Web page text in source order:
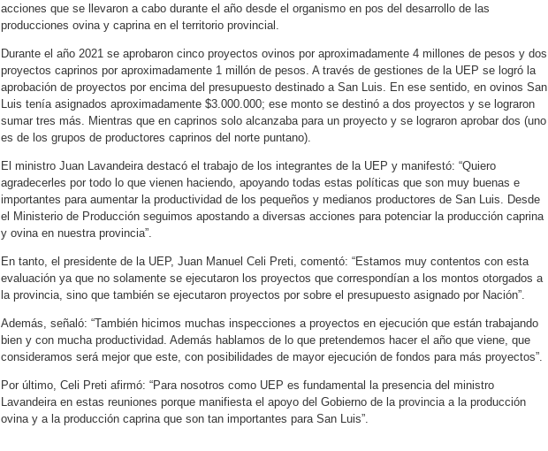
acciones que se llevaron a cabo durante el año desde el organismo en pos del desarrollo de las
producciones ovina y caprina en el territorio provincial.
Durante el año 2021 se aprobaron cinco proyectos ovinos por aproximadamente 4 millones de pesos y dos
proyectos caprinos por aproximadamente 1 millón de pesos. A través de gestiones de la UEP se logró la
aprobación de proyectos por encima del presupuesto destinado a San Luis. En ese sentido, en ovinos San
Luis tenía asignados aproximadamente $3.000.000; ese monto se destinó a dos proyectos y se lograron
sumar tres más. Mientras que en caprinos solo alcanzaba para un proyecto y se lograron aprobar dos (uno
es de los grupos de productores caprinos del norte puntano).
El ministro Juan Lavandeira destacó el trabajo de los integrantes de la UEP y manifestó: “Quiero
agradecerles por todo lo que vienen haciendo, apoyando todas estas políticas que son muy buenas e
importantes para aumentar la productividad de los pequeños y medianos productores de San Luis. Desde
el Ministerio de Producción seguimos apostando a diversas acciones para potenciar la producción caprina
y ovina en nuestra provincia”.
En tanto, el presidente de la UEP, Juan Manuel Celi Preti, comentó: “Estamos muy contentos con esta
evaluación ya que no solamente se ejecutaron los proyectos que correspondían a los montos otorgados a
la provincia, sino que también se ejecutaron proyectos por sobre el presupuesto asignado por Nación”.
Además, señaló: “También hicimos muchas inspecciones a proyectos en ejecución que están trabajando
bien y con mucha productividad. Además hablamos de lo que pretendemos hacer el año que viene, que
consideramos será mejor que este, con posibilidades de mayor ejecución de fondos para más proyectos”.
Por último, Celi Preti afirmó: “Para nosotros como UEP es fundamental la presencia del ministro
Lavandeira en estas reuniones porque manifiesta el apoyo del Gobierno de la provincia a la producción
ovina y a la producción caprina que son tan importantes para San Luis”.